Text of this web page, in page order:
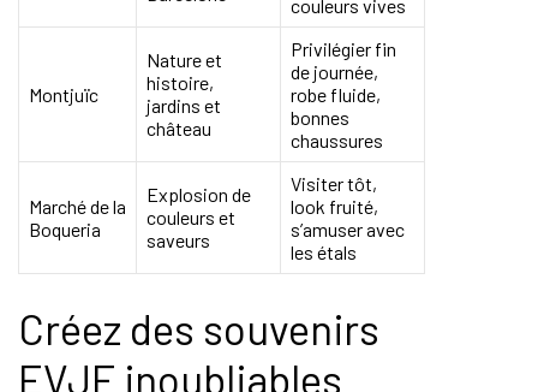
couleurs vives
Montjuïc
Nature et
histoire,
jardins et
château
Privilégier fin
de journée,
robe fluide,
bonnes
chaussures
Marché de la
Boqueria
Explosion de
couleurs et
saveurs
Visiter tôt,
look fruité,
s’amuser avec
les étals
Créez des souvenirs
EVJF inoubliables